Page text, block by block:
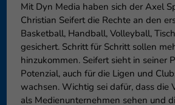
Mit Dyn Media haben sich der Axel
Christian Seifert die Rechte an den
Basketball, Handball, Volleyball,
gesichert. Schritt für Schritt sollen
hinzukommen. Seifert sieht in seiner
Potenzial, auch für die Ligen und
wachsen. Wichtig sei dafür, dass die
als Medienunternehmen sehen und
Cookie-Informationen